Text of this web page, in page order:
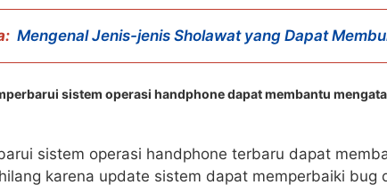
Mengenal Jenis-jenis Sholawat yang Dapat
sistem operasi handphone dapat membantu
sistem operasi handphone terbaru dapat
karena update sistem dapat memperbaiki bug